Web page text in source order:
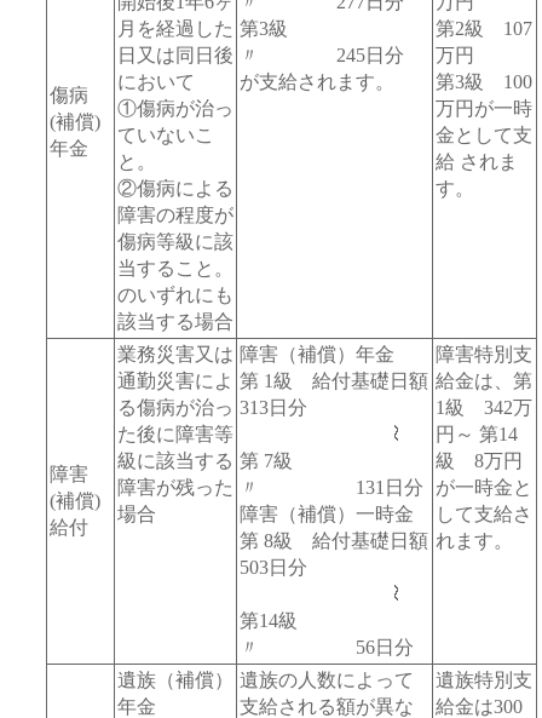
傷病
(補償)
年金
月を経過した
日又は同日後
において
①傷病が治っ
ていないこ
と。
②傷病による
障害の程度が
傷病等級に該
当すること。
のいずれにも
該当する場合
第3級
〃 245日分
が支給されます。
第2級 107
万円
第3級 100
万円が一時
金として支
給 されま
す。
障害
(補償)
給付
業務災害又は
通勤災害によ
る傷病が治っ
た後に障害等
級に該当する
障害が残った
場合
障害（補償）年金
第 1級 給付基礎日額
313日分
第 7級
〃 131日分
障害（補償）一時金
第 8級 給付基礎日額
503日分
第14級
〃 56日分
障害特別支
給金は、第
1級 342万
円～ 第14
級 8万円
が一時金と
して支給さ
れます。
遺族（補償）
年金
遺族の人数によって
支給される額が異な
遺族特別支
給金は300